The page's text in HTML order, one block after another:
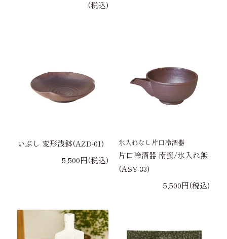
(税込)
いぶし 変形浅鉢(AZD-01)
5,500円(税込)
氷入れなし片口冷酒器
片口冷酒器 南蛮/氷入れ無
(ASY-33)
5,500円(税込)